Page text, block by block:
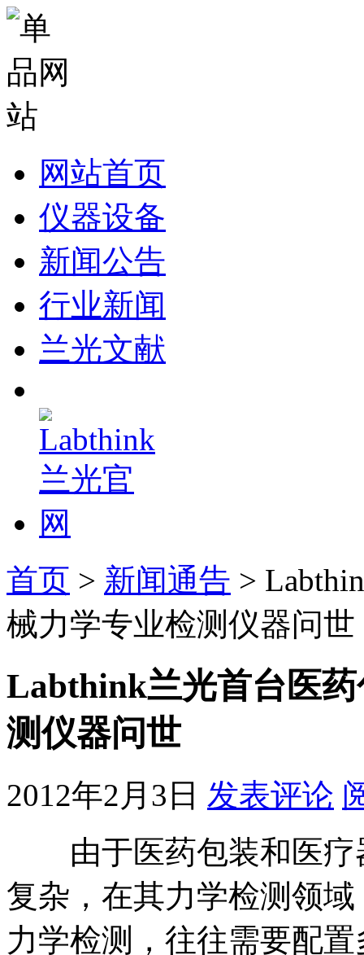
网站首页
仪器设备
新闻公告
行业新闻
兰光文献
首页 > 新闻通告 >
械力学专业检测仪器问世
Labthink兰光首台医
测仪器问世
2012年2月3日 发表评论
由于医药包装和医疗
复杂，在其力学检测领
力学检测，往往需要配